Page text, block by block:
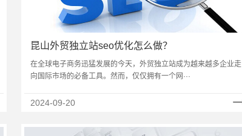
昆山外贸独立站seo优化怎么做？
在全球电子商务迅猛发展的今天，外贸独立站成为越来越多企业走
向国际市场的必备工具。然而，仅仅拥有一个网···
2024-09-20